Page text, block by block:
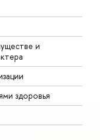
и
здоровья